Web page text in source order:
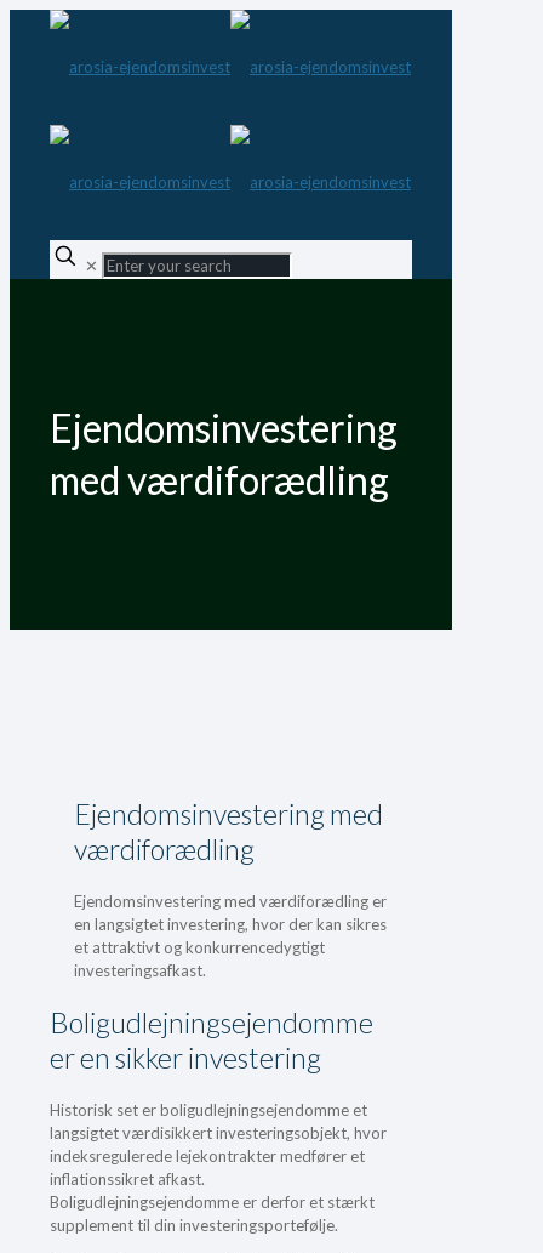
✕
Ejendomsinvestering
med værdiforædling
Ejendomsinvestering med
værdiforædling
Ejendomsinvestering med værdiforædling er
en langsigtet investering, hvor der kan sikres
et attraktivt og konkurrencedygtigt
investeringsafkast.
Boligudlejningsejendomme
er en sikker investering
Historisk set er boligudlejningsejendomme et
langsigtet værdisikkert investeringsobjekt, hvor
indeksregulerede lejekontrakter medfører et
inflationssikret afkast.
Boligudlejningsejendomme er derfor et stærkt
supplement til din investeringsportefølje.